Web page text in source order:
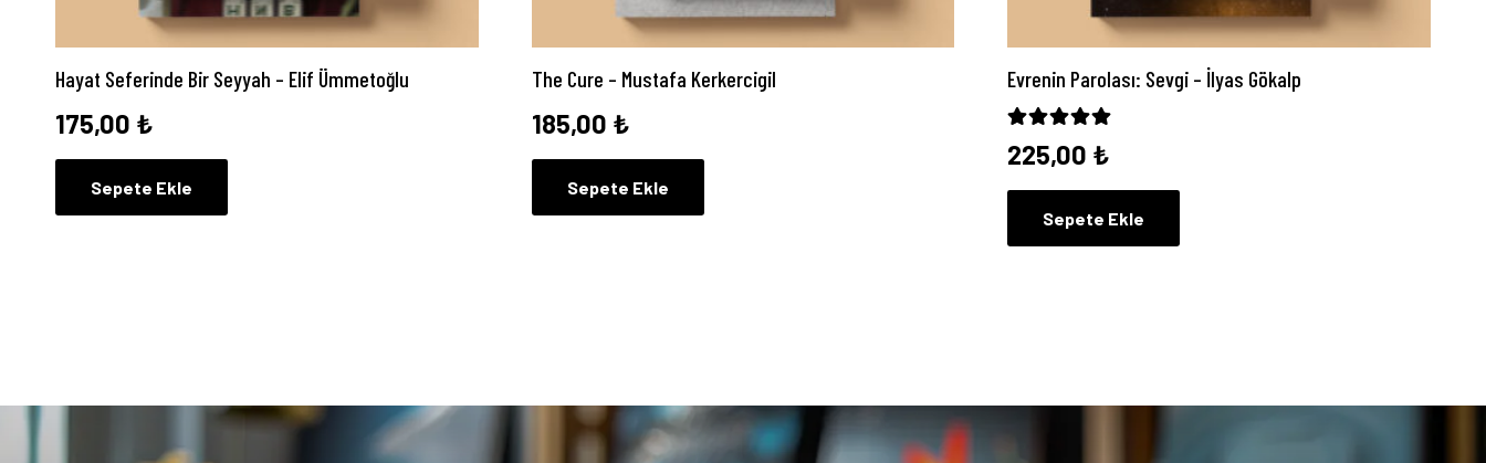
Hayat Seferinde Bir Seyyah – Elif Ümmetoğlu
175,00 ₺
Sepete Ekle
The Cure – Mustafa Kerkercigil
185,00 ₺
Sepete Ekle
Evrenin Parolası: Sevgi – İlyas Gökalp
225,00 ₺
Sepete Ekle